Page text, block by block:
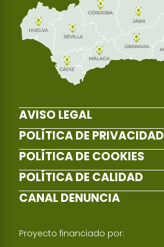
AVISO LEGAL
POLÍTICA DE PRIVACIDAD
POLÍTICA DE COOKIES
POLÍTICA DE CALIDAD
CANAL DENUNCIA
Proyecto financiado por: